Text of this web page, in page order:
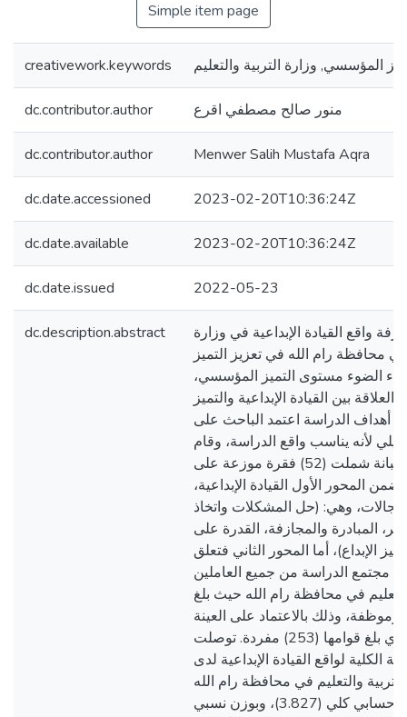
Simple item page
creativework.keywords المؤسسي, وزارة التربية والتعليم
dc.contributor.author منور صالح مصطفي اقرع
dc.contributor.author Menwer Salih Mustafa Aqra
dc.date.accessioned 2023-02-20T10:36:24Z
dc.date.available 2023-02-20T10:36:24Z
dc.date.issued 2022-05-23
dc.description.abstract
واقع القيادة الإبداعية في وزارة
في محافظة رام الله في تعزيز التميز
الضوء مستوى التميز المؤسسي،
بين القيادة الإبداعية والتميز
أهداف الدراسة اعتمد الباحث على
لأنه يناسب واقع الدراسة، وقام
بتصميم وتطوير استبانة شملت (52) فقرة موزعة على
المحور الأول القيادة الإبداعية،
وهي: (حل المشكلات واتخاذ
المبادرة والمجازفة، القدرة على
الإبداع)، أما المحور الثاني فتعلق
مجتمع الدراسة من جميع العاملين
في محافظة رام الله حيث بلغ
موظف وموظفة، وذلك بالاعتماد على العينة
العشوائية الطبقية الذي بلغ قوامها (253) مفردة. توصلت
الكلية لواقع القيادة الإبداعية لدى
والتعليم في محافظة رام الله
كانت كبيرة بمتوسط حسابي كلي (3.827)، وبوزن نسبي